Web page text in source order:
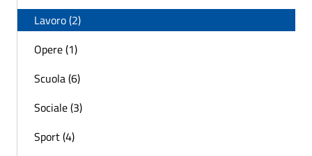
Lavoro (2)
Opere (1)
Scuola (6)
Sociale (3)
Sport (4)